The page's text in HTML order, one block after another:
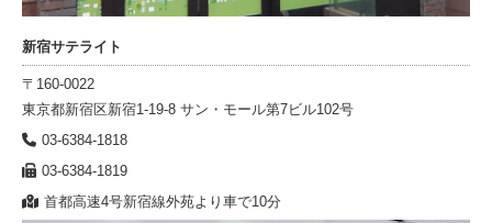
新宿サテライト
〒160-0022
東京都新宿区新宿1-19-8 サン・モール第7ビル102号
03-6384-1818
03-6384-1819
首都高速4号新宿線外苑より車で10分